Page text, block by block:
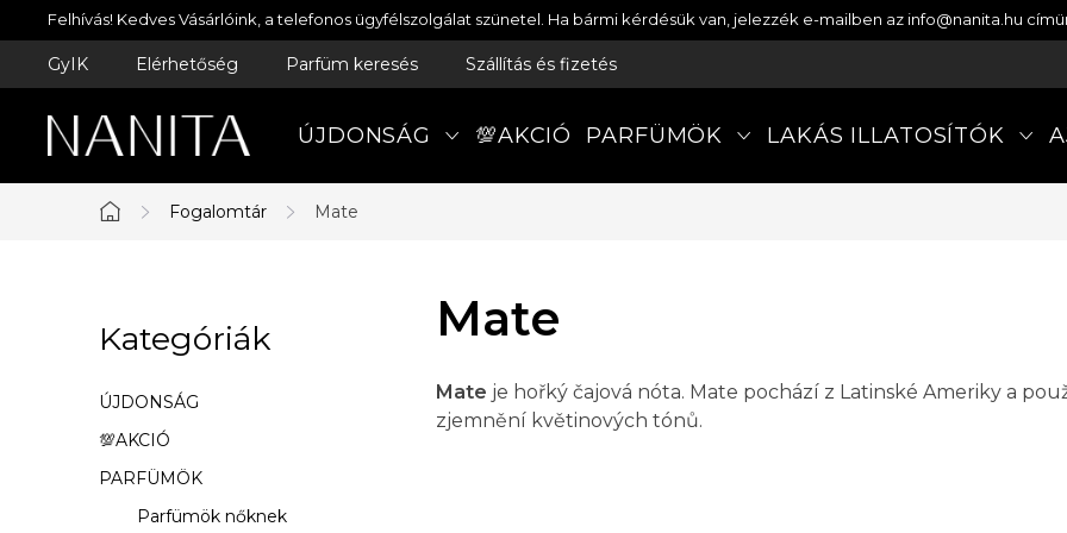
Ugrás
a
Felhívás! Kedves Vásárlóink, a telefonos ügyfélszolgálat szünetel. Ha bármi kérdésük van, jelezzék e-mailben az info@nanita.hu
GyIK Elérhetőség Parfüm keresés Szállítás és fizetés
ÚJDONSÁG 💯AKCIÓ PARFÜMÖK LAKÁS ILLATOSÍTÓK
Kezdőlap
Fogalomtár Mate
l
d
a
l
Kategóriák
átugrása
Kategóriák
ÚJDONSÁG
💯AKCIÓ
PARFÜMÖK
Parfümök nőknek
Mate
Mate je hořký čajová nóta. Mate pochází z Latinské Ameriky a
zjemnění květinových tónů.